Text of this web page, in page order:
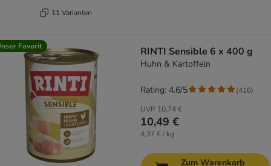
11 Varianten
Favorit RINTI Sensible 6 x 400 g
Huhn & Kartoffeln
UVP 10,74 €
10,49 €
4,37 € / kg
Rating: 4.6/5 (416)
Zum Warenkorb